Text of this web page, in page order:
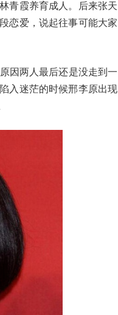
青霞养育成人。后来张天
恋爱，说起往事可能大家
因两人最后还是没走到一
入迷茫的时候邢李原出现